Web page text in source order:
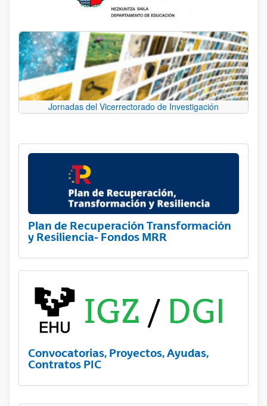
Jornadas del Vicerrectorado de Investigación
Plan de Recuperación Transformación
y Resiliencia- Fondos MRR
Convocatorias, Proyectos, Ayudas,
Contratos PIC